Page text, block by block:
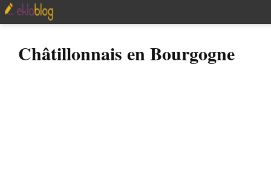
Châtillonnais en Bourgogne